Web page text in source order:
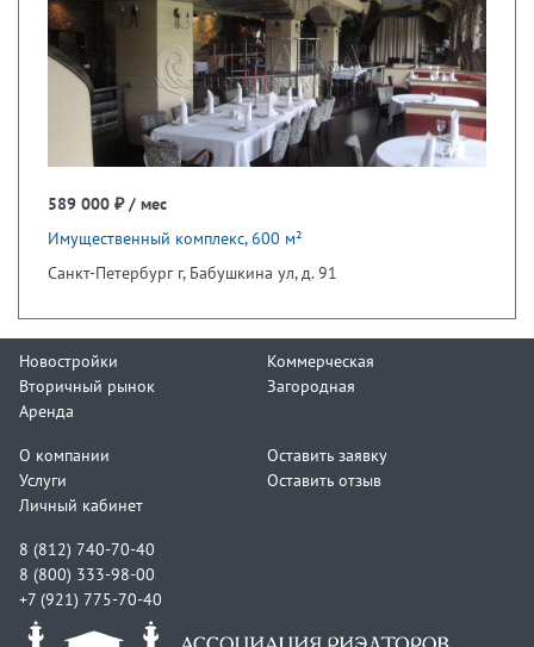
589 000 ₽ / мес
Имущественный комплекс, 600 м²
Санкт-Петербург г, Бабушкина ул, д. 91
Новостройки
Вторичный рынок
Аренда
Коммерческая
Загородная
О компании
Услуги
Личный кабинет
Оставить заявку
Оставить отзыв
8 (812) 740-70-40
8 (800) 333-98-00
+7 (921) 775-70-40